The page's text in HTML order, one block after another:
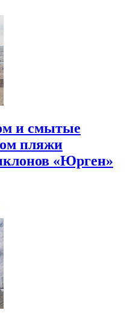
и смытые
пляжи
«Юрген»